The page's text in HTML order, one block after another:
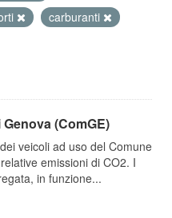
carburanti
(ComGE)
veicoli ad uso del Comune
emissioni di CO2. I
in funzione...